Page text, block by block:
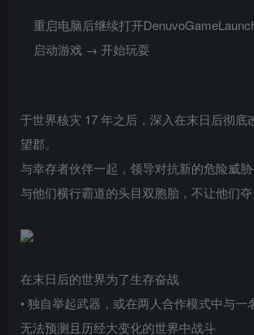
重启电脑后继续打开
启动游戏 → 开始玩耍
于世界核灾 17 年之后，深入在末日后彻底
望郡。
与幸存者伙伴一起，领导对抗新的危险威
与他们横行霸道的头目双胞胎，不让他们夺
在末日后的世界为了生存奋战
• 独自举起武器，或在两人合作模式中与一
无法预测且历经大变化的世界中战斗